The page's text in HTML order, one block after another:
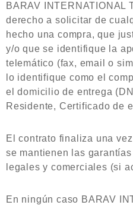
BARAV INTERNATIONAL
derecho a solicitar de
hecho una compra, que
y/o que se identifique la
telemático (fax, email o
lo identifique como el
el domicilio de entrega
Residente, Certificado de
El contrato finaliza una
se mantienen las
legales y comerciales (si
En ningún caso BARAV